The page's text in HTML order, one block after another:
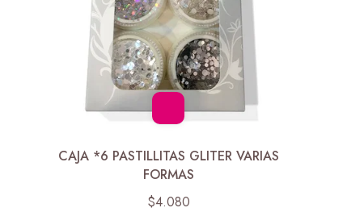
CAJA *6 PASTILLITAS GLITER VARIAS
FORMAS
$4.080